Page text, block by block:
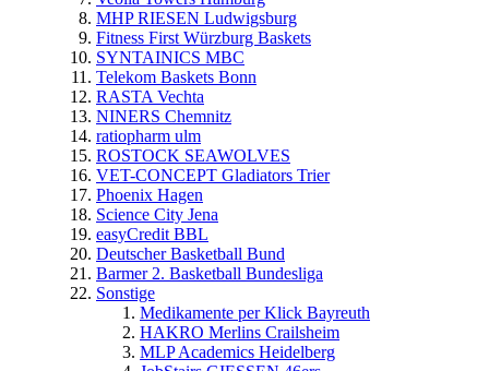
MHP RIESEN Ludwigsburg
Fitness First Würzburg Baskets
SYNTAINICS MBC
Telekom Baskets Bonn
RASTA Vechta
NINERS Chemnitz
ratiopharm ulm
ROSTOCK SEAWOLVES
VET-CONCEPT Gladiators Trier
Phoenix Hagen
Science City Jena
easyCredit BBL
Deutscher Basketball Bund
Barmer 2. Basketball Bundesliga
Sonstige
Medikamente per Klick Bayreuth
HAKRO Merlins Crailsheim
MLP Academics Heidelberg